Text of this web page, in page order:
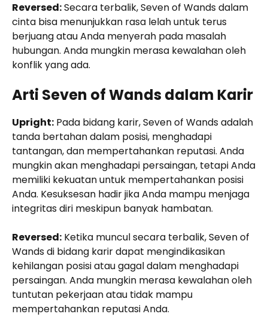
Reversed:Secara terbalik, Seven of Wands dalam
cinta bisa menunjukkan rasa lelah untuk terus
berjuang atau Anda menyerah pada masalah
hubungan. Anda mungkin merasa kewalahan oleh
konflik yang ada.
Arti Seven of Wands dalam Karir
Upright: Pada bidang karir, Seven of Wands adalah
tanda bertahan dalam posisi, menghadapi
tantangan, dan mempertahankan reputasi. Anda
mungkin akan menghadapi persaingan, tetapi Anda
memiliki kekuatan untuk mempertahankan posisi
Anda. Kesuksesan hadir jika Anda mampu menjaga
integritas diri meskipun banyak hambatan.
Reversed: Ketika muncul secara terbalik, Seven of
Wands di bidang karir dapat mengindikasikan
kehilangan posisi atau gagal dalam menghadapi
persaingan. Anda mungkin merasa kewalahan oleh
tuntutan pekerjaan atau tidak mampu
mempertahankan reputasi Anda.